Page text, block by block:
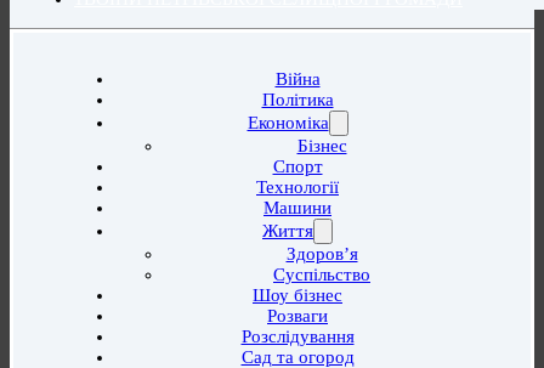
Війна
Політика
Економіка
Бізнес
Спорт
Технології
Машини
Життя
Здоров’я
Суспільство
Шоу бізнес
Розваги
Розслідування
Сад та огород